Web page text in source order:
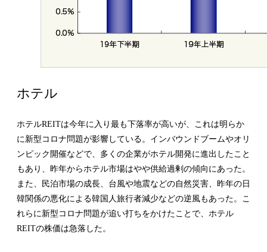
ホテル
ホテルREITは今年に入り最も下落率が高いが、これは明らか
に新型コロナ問題が影響している。インバウンドブームやオリ
ンピック開催などで、多くの企業がホテル開発に進出したこと
もあり、昨年からホテル市場はやや供給過剰の傾向にあった。
また、民泊市場の成長、台風や地震などの自然災害、昨年の日
韓関係の悪化による韓国人旅行者減少などの逆風もあった。こ
れらに新型コロナ問題が追い打ちをかけたことで、ホテル
REITの株価は急落した。